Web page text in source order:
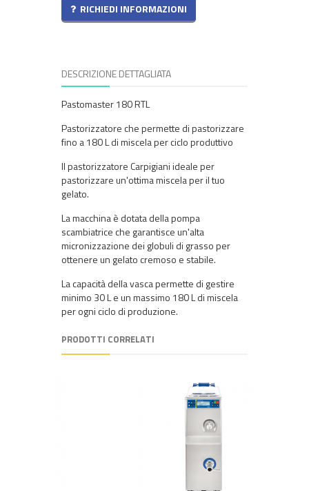
RICHIEDI INFORMAZIONI
DESCRIZIONE DETTAGLIATA
Pastomaster 180 RTL
Pastorizzatore che permette di pastorizzare
fino a 180 L di miscela per ciclo produttivo
Il pastorizzatore Carpigiani ideale per
pastorizzare un'ottima miscela per il tuo
gelato.
La macchina è dotata della pompa
scambiatrice che garantisce un'alta
micronizzazione dei globuli di grasso per
ottenere un gelato cremoso e stabile.
La capacità della vasca permette di gestire
minimo 30 L e un massimo 180 L di miscela
per ogni ciclo di produzione.
PRODOTTI CORRELATI